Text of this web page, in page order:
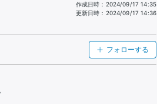
作成日時 ： 2024/09/17 14:35
更新日時 ： 2024/09/17 14:36
フォローする